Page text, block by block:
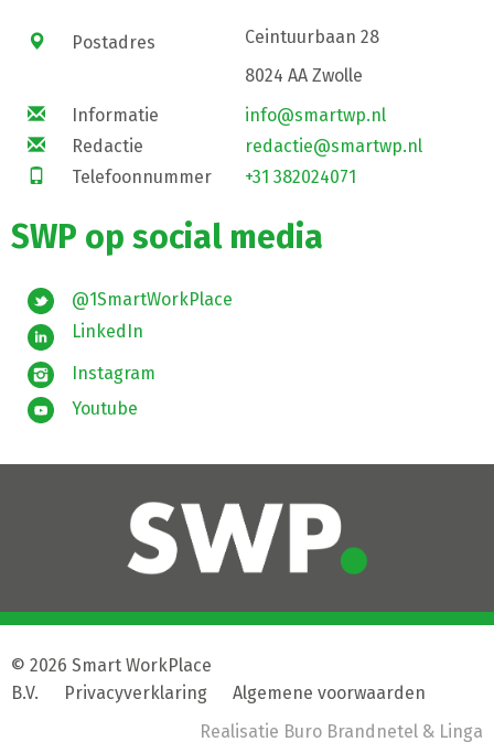
Postadres
Ceintuurbaan 28
8024 AA Zwolle
Informatie
info@smartwp.nl
Redactie
redactie@smartwp.nl
Telefoonnummer
+31 382024071
SWP op social media
@1SmartWorkPlace
LinkedIn
Instagram
Youtube
© 2026 Smart WorkPlace
B.V.
Privacyverklaring
Algemene voorwaarden
Realisatie Buro Brandnetel & Linga